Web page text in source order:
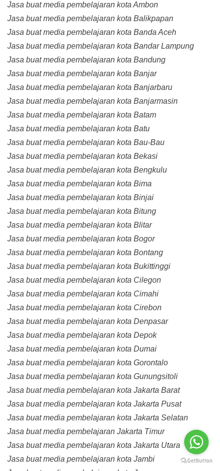
Jasa buat media pembelajaran kota Ambon
Jasa buat media pembelajaran kota Balikpapan
Jasa buat media pembelajaran kota Banda Aceh
Jasa buat media pembelajaran kota Bandar Lampung
Jasa buat media pembelajaran kota Bandung
Jasa buat media pembelajaran kota Banjar
Jasa buat media pembelajaran kota Banjarbaru
Jasa buat media pembelajaran kota Banjarmasin
Jasa buat media pembelajaran kota Batam
Jasa buat media pembelajaran kota Batu
Jasa buat media pembelajaran kota Bau-Bau
Jasa buat media pembelajaran kota Bekasi
Jasa buat media pembelajaran kota Bengkulu
Jasa buat media pembelajaran kota Bima
Jasa buat media pembelajaran kota Binjai
Jasa buat media pembelajaran kota Bitung
Jasa buat media pembelajaran kota Blitar
Jasa buat media pembelajaran kota Bogor
Jasa buat media pembelajaran kota Bontang
Jasa buat media pembelajaran kota Bukittinggi
Jasa buat media pembelajaran kota Cilegon
Jasa buat media pembelajaran kota Cimahi
Jasa buat media pembelajaran kota Cirebon
Jasa buat media pembelajaran kota Denpasar
Jasa buat media pembelajaran kota Depok
Jasa buat media pembelajaran kota Dumai
Jasa buat media pembelajaran kota Gorontalo
Jasa buat media pembelajaran kota Gunungsitoli
Jasa buat media pembelajaran kota Jakarta Barat
Jasa buat media pembelajaran kota Jakarta Pusat
Jasa buat media pembelajaran kota Jakarta Selatan
Jasa buat media pembelajaran Jakarta Timur
Jasa buat media pembelajaran kota Jakarta Utara
Jasa buat media pembelajaran kota Jambi